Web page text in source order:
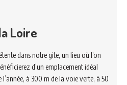
Loire
dans notre gite, un lieu où l’on
d’un emplacement idéal
à 300 m de la voie verte, à 50